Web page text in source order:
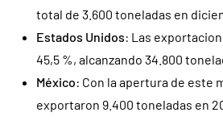
total de 3.600 toneladas en
Estados Unidos: Las
45,5 %, alcanzando 34.800
México: Con la apertura de este
exportaron 9.400 toneladas en